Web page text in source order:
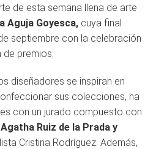
de esta semana llena de arte
Aguja Goyesca, cuya final
septiembre con la celebración
de premios.
diseñadores se inspiran en
sus colecciones, ha
con un jurado compuesto con
Agatha Ruiz de la Prada y
Cristina Rodríguez. Además,